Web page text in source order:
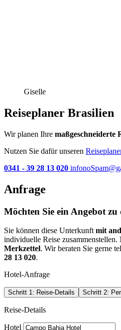
Giselle
Reiseplaner Brasilien
Wir planen Ihre maßgeschneiderte
Nutzen Sie dafür unseren
0341 - 39 28 13 020 infonoSpam
Anfrage
Möchten Sie ein Angebot
Sie können diese Unterkunftmit
individuelle Reise zusammenstellen.
Merkzettel. Wir beraten Sie gerne
28 13 020.
Hotel-Anfrage
Schritt 1: Reise-Details Schritt 2:
Reise-Details
Hotel